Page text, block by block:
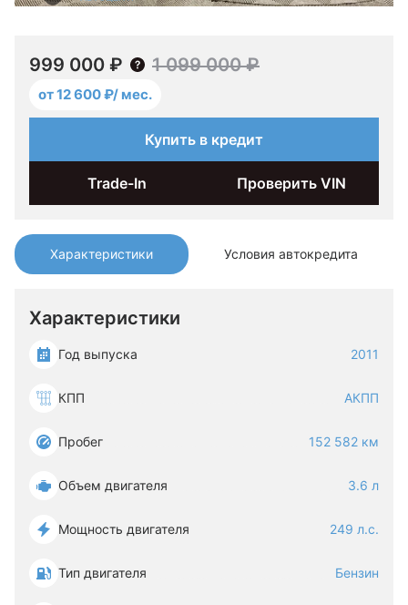
Характеристики Условия автокредита
Характеристики
Год выпуска 2011
КПП АКПП
Пробег 152 582 км
Объем двигателя 3.6 л
Мощность двигателя 249 л.с.
Тип двигателя Бензин
999 000 ₽ 1 099 000 ₽
от 12 600 ₽/ мес.
Купить в кредит
Trade-In Проверить VIN